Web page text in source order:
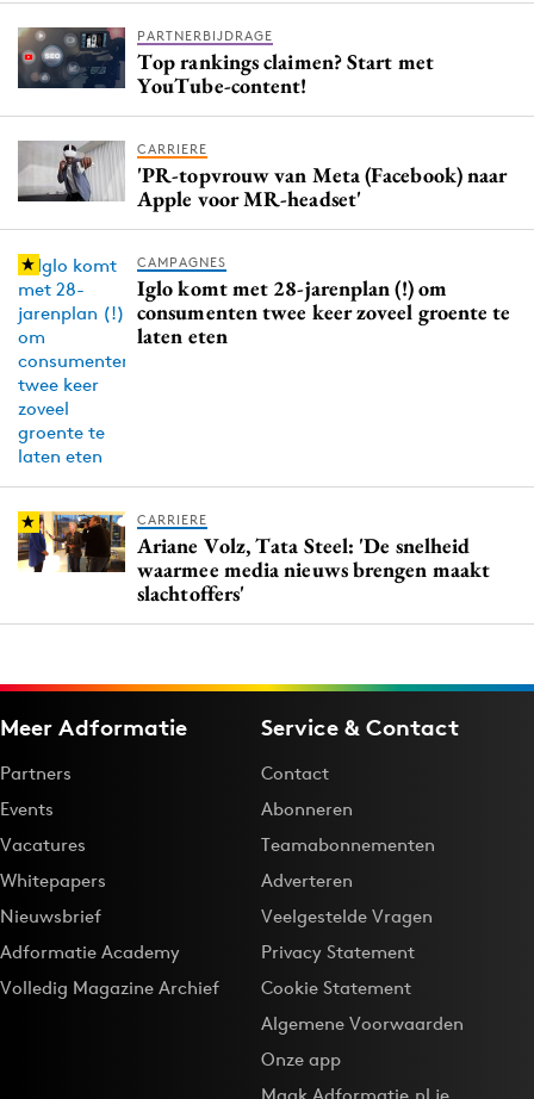
PARTNERBIJDRAGE
Top rankings claimen? Start met
YouTube-content!
CARRIERE
'PR-topvrouw van Meta (Facebook) naar
Apple voor MR-headset'
CAMPAGNES
Iglo komt met 28-jarenplan (!) om
consumenten twee keer zoveel groente te
laten eten
CARRIERE
Ariane Volz, Tata Steel: 'De snelheid
waarmee media nieuws brengen maakt
slachtoffers'
Meer Adformatie
Partners
Events
Vacatures
Whitepapers
Nieuwsbrief
Adformatie Academy
Volledig Magazine Archief
Service & Contact
Contact
Abonneren
Teamabonnementen
Adverteren
Veelgestelde Vragen
Privacy Statement
Cookie Statement
Algemene Voorwaarden
Onze app